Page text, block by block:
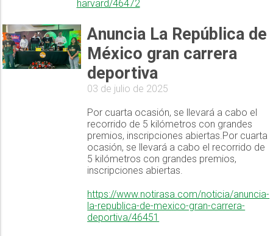
harvard/46472
Anuncia La República de
México gran carrera
deportiva
03 de julio de 2025
Por cuarta ocasión, se llevará a cabo el
recorrido de 5 kilómetros con grandes
premios, inscripciones abiertas.Por cuarta
ocasión, se llevará a cabo el recorrido de
5 kilómetros con grandes premios,
inscripciones abiertas.
https://www.notirasa.com/noticia/anuncia-
la-republica-de-mexico-gran-carrera-
deportiva/46451